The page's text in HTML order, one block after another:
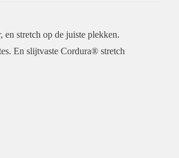
stretch op de juiste plekken.
En slijtvaste Cordura® stretch